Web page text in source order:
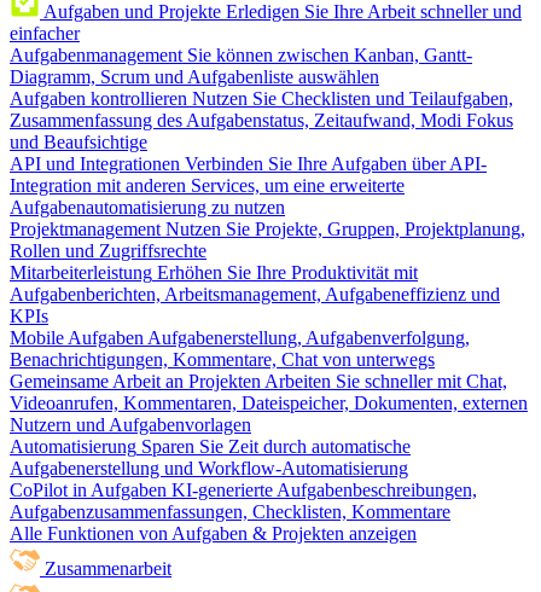
Aufgaben und Projekte Erledigen Sie Ihre Arbeit schneller und
einfacher
Aufgabenmanagement Sie können zwischen Kanban, Gantt-
Diagramm, Scrum und Aufgabenliste auswählen
Aufgaben kontrollieren Nutzen Sie Checklisten und Teilaufgaben,
Zusammenfassung des Aufgabenstatus, Zeitaufwand, Modi Fokus
und Beaufsichtige
API und Integrationen Verbinden Sie Ihre Aufgaben über API-
Integration mit anderen Services, um eine erweiterte
Aufgabenautomatisierung zu nutzen
Projektmanagement Nutzen Sie Projekte, Gruppen, Projektplanung,
Rollen und Zugriffsrechte
Mitarbeiterleistung Erhöhen Sie Ihre Produktivität mit
Aufgabenberichten, Arbeitsmanagement, Aufgabeneffizienz und
KPIs
Mobile Aufgaben Aufgabenerstellung, Aufgabenverfolgung,
Benachrichtigungen, Kommentare, Chat von unterwegs
Gemeinsame Arbeit an Projekten Arbeiten Sie schneller mit Chat,
Videoanrufen, Kommentaren, Dateispeicher, Dokumenten, externen
Nutzern und Aufgabenvorlagen
Automatisierung Sparen Sie Zeit durch automatische
Aufgabenerstellung und Workflow-Automatisierung
CoPilot in Aufgaben KI-generierte Aufgabenbeschreibungen,
Aufgabenzusammenfassungen, Checklisten, Kommentare
Alle Funktionen von Aufgaben & Projekten anzeigen
Zusammenarbeit